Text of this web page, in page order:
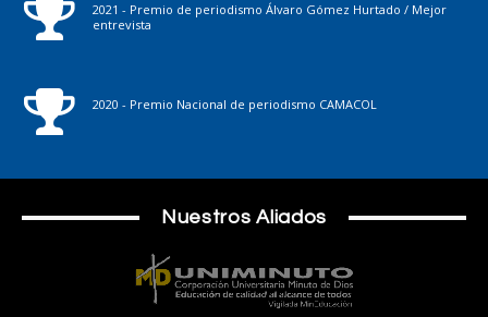
2021 - Premio de periodismo Álvaro Gómez Hurtado / Mejor
entrevista
2020 - Premio Nacional de periodismo CAMACOL
Nuestros Aliados